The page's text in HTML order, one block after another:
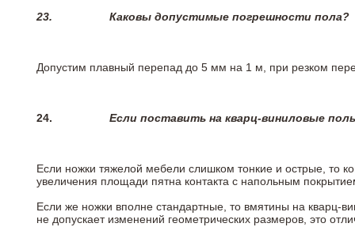
23. Каковы допустимые погрешности пола?
Допустим плавный перепад до 5 мм на 1 м, при резком
24. Если поставить на кварц-виниловые
Если ножки тяжелой мебели слишком тонкие и острые, то
увеличения площади пятна контакта с напольным
Если же ножки вполне стандартные, то вмятины на кварц-
не допускает изменений геометрических размеров, это